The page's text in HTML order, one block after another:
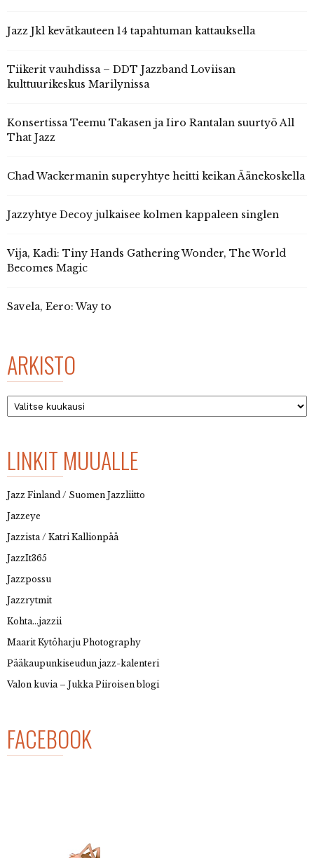
Jazz Jkl kevätkauteen 14 tapahtuman kattauksella
Tiikerit vauhdissa – DDT Jazzband Loviisan
kulttuurikeskus Marilynissa
Konsertissa Teemu Takasen ja Iiro Rantalan suurtyö All
That Jazz
Chad Wackermanin superyhtye heitti keikan Äänekoskella
Jazzyhtye Decoy julkaisee kolmen kappaleen singlen
Vija, Kadi: Tiny Hands Gathering Wonder, The World
Becomes Magic
Savela, Eero: Way to
ARKISTO
Arkisto
LINKIT MUUALLE
Jazz Finland / Suomen Jazzliitto
Jazzeye
Jazzista / Katri Kallionpää
JazzIt365
Jazzpossu
Jazzrytmit
Kohta…jazzii
Maarit Kytöharju Photography
Pääkaupunkiseudun jazz-kalenteri
Valon kuvia – Jukka Piiroisen blogi
FACEBOOK